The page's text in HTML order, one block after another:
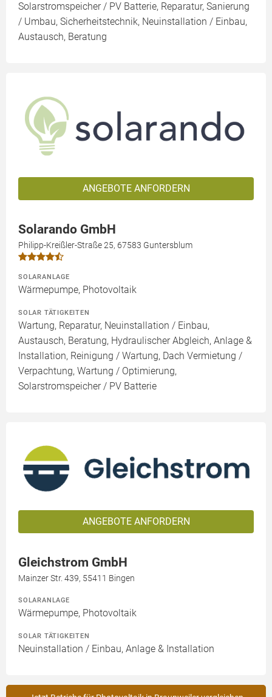
Solarstromspeicher / PV Batterie, Reparatur, Sanierung
/ Umbau, Sicherheitstechnik, Neuinstallation / Einbau,
Austausch, Beratung
ANGEBOTE ANFORDERN
Solarando GmbH
Philipp-Kreißler-Straße 25, 67583 Guntersblum
SOLARANLAGE
Wärmepumpe, Photovoltaik
SOLAR TÄTIGKEITEN
Wartung, Reparatur, Neuinstallation / Einbau,
Austausch, Beratung, Hydraulischer Abgleich, Anlage &
Installation, Reinigung / Wartung, Dach Vermietung /
Verpachtung, Wartung / Optimierung,
Solarstromspeicher / PV Batterie
ANGEBOTE ANFORDERN
Gleichstrom GmbH
Mainzer Str. 439, 55411 Bingen
SOLARANLAGE
Wärmepumpe, Photovoltaik
SOLAR TÄTIGKEITEN
Neuinstallation / Einbau, Anlage & Installation